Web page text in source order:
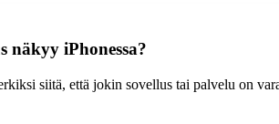
iPhonessa?
siitä, että jokin sovellus tai palvelu on